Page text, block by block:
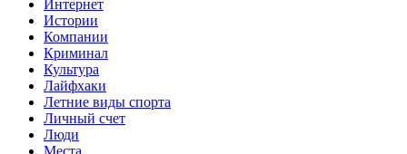
Интернет
Истории
Компании
Криминал
Культура
Лайфхаки
Летние виды спорта
Личный счет
Люди
Места